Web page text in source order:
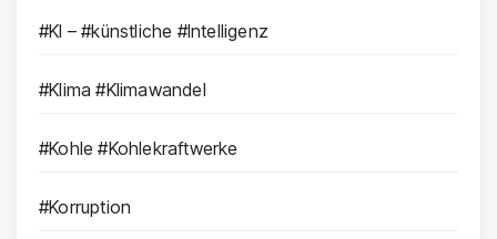
#KI – #künstliche #Intelligenz
#Klima #Klimawandel
#Kohle #Kohlekraftwerke
#Korruption